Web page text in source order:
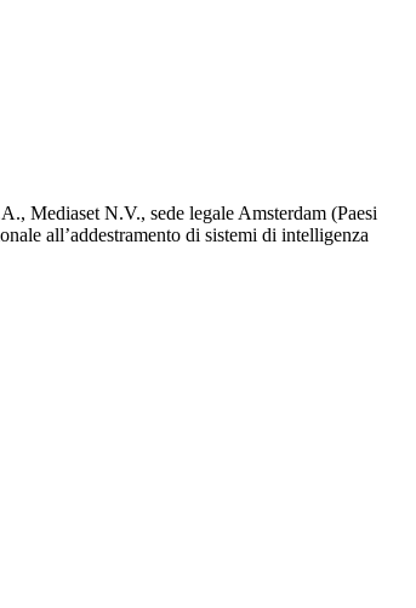
Mediaset N.V., sede legale Amsterdam (Paesi
all’addestramento di sistemi di intelligenza